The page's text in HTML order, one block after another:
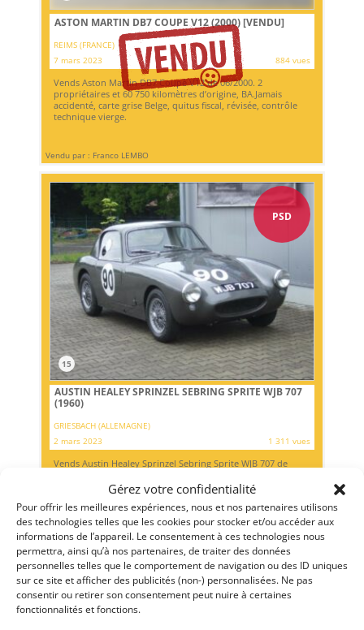
Gérez votre confidentialité
Pour offrir les meilleures expériences, nous et nos partenaires utilisons
des technologies telles que les cookies pour stocker et/ou accéder aux
informations de l’appareil. Le consentement à ces technologies nous
permettra, ainsi qu’à nos partenaires, de traiter des données
personnelles telles que le comportement de navigation ou des ID uniques
sur ce site et afficher des publicités (non-) personnalisées. Ne pas
consentir ou retirer son consentement peut nuire à certaines
fonctionnalités et fonctions.
ASTON MARTIN DB7 COUPE V12 (2000)[VENDU]
REIMS (FRANCE)
7 mars 2023
884 vues
Vends Aston Martin DB7 Coupé V12 de 06/2000. 2
propriétaires et 60 750 kilomètres d’origine, BA.Jamais
accidenté, carte grise Belge, quitus fiscal, révisée, contrôle
technique vierge.
Vendu par : Franco LEMBO
PSD
15
AUSTIN HEALEY SPRINZEL SEBRING SPRITE WJB 707
(1960)
GRIESBACH (ALLEMAGNE)
2 mars 2023
1 311 vues
Vends Austin Healey Sprinzel Sebring Sprite WJB 707 de
département des compétitions de BMC en tant que voiture
de rallye d’usine Austin Healey et a été utilisée pour la
première fois au Rallye de Corse. Le moteur est un quatre
cylindres en...
Vendu par : Guenter LAINER